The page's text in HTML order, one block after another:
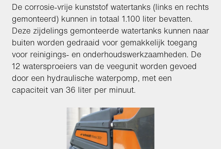
De corrosie-vrije kunststof watertanks (links en rechts
gemonteerd) kunnen in totaal 1.100 liter bevatten.
Deze zijdelings gemonteerde watertanks kunnen naar
buiten worden gedraaid voor gemakkelijk toegang
voor reinigings- en onderhoudswerkzaamheden. De
12 watersproeiers van de veegunit worden gevoed
door een hydraulische waterpomp, met een
capaciteit van 36 liter per minuut.